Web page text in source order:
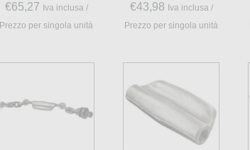
€65,27 Iva inclusa /
Prezzo per singola unità
€43,98 Iva inclusa /
Prezzo per singola unità